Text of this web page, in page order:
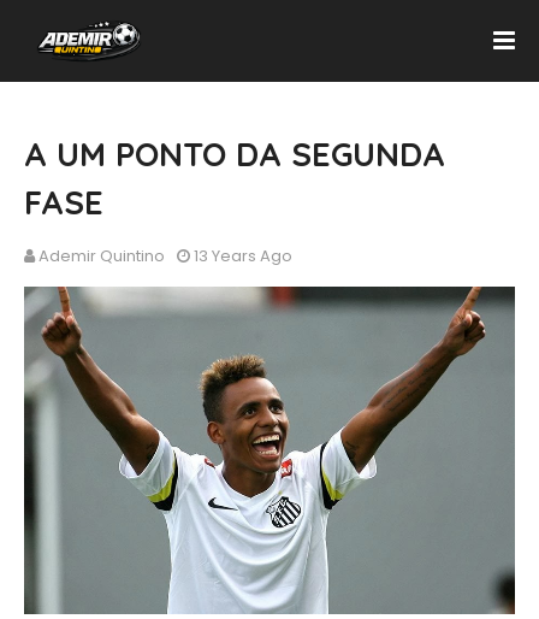
A UM PONTO DA SEGUNDA
FASE
Ademir Quintino 13 Years Ago